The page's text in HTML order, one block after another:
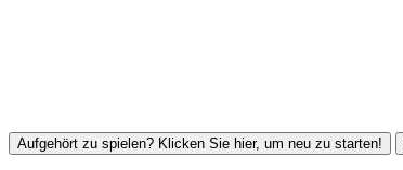
Aufgehört zu spielen? Klicken Sie hier, um neu zu starten!